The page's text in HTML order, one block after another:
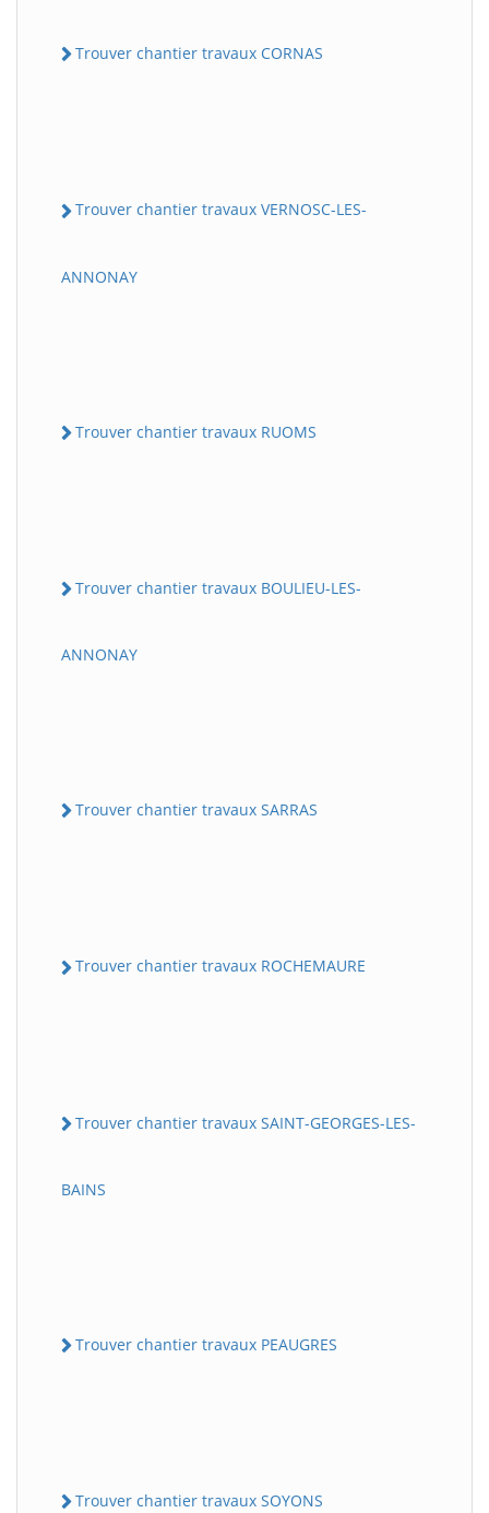
Trouver chantier travaux CORNAS
Trouver chantier travaux VERNOSC-LES-
ANNONAY
Trouver chantier travaux RUOMS
Trouver chantier travaux BOULIEU-LES-
ANNONAY
Trouver chantier travaux SARRAS
Trouver chantier travaux ROCHEMAURE
Trouver chantier travaux SAINT-GEORGES-LES-
BAINS
Trouver chantier travaux PEAUGRES
Trouver chantier travaux SOYONS